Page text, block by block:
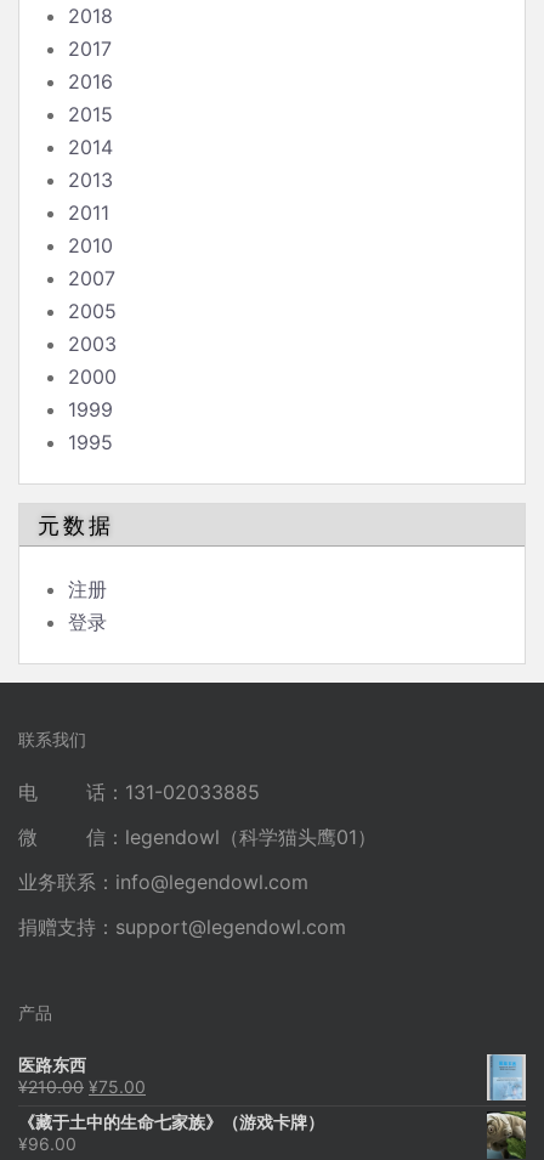
2018
2017
2016
2015
2014
2013
2011
2010
2007
2005
2003
2000
1999
1995
元数据
注册
登录
联系我们
电 话：131-02033885
微 信：legendowl（科学猫头鹰01）
业务联系： info@legendowl.com
捐赠支持： support@legendowl.com
产品
医路东西
¥210.00 原
为：
¥75.00
价
《藏于土中的生命七家族》（游戏卡牌）
¥96.00